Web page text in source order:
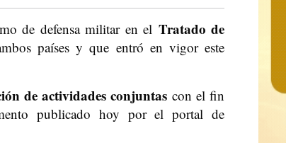
de defensa militar en el Tratado de
países y que entró en vigor este
de actividades conjuntas con el fin
publicado hoy por el portal de